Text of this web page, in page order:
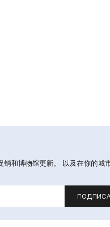
和博物馆更新。 以及在你的城